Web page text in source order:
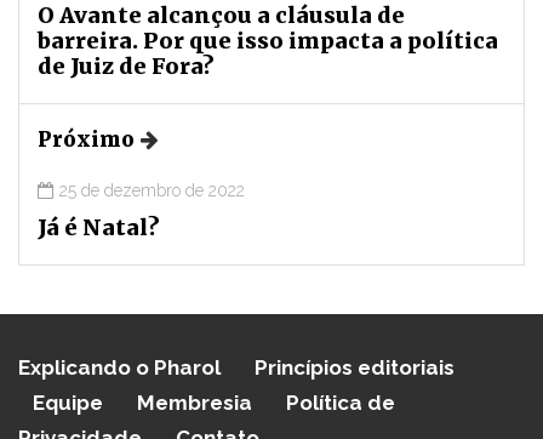
O Avante alcançou a cláusula de
barreira. Por que isso impacta a política
de Juiz de Fora?
Próximo
25 de dezembro de 2022
Já é Natal?
Explicando o Pharol
Princípios editoriais
Equipe
Membresia
Política de